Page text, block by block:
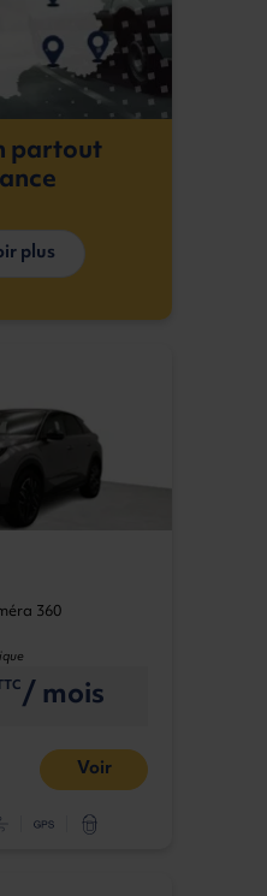
partout
plus
360
/ mois
Voir